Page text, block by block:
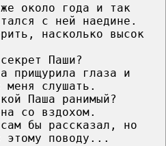
около года и так
с ней наедине.
насколько высок
Паши?
прищурила глаза и
меня слушать.
Паша ранимый?
со вздохом.
бы рассказал, но
этому поводу...